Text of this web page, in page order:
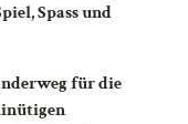
Spass und
für die